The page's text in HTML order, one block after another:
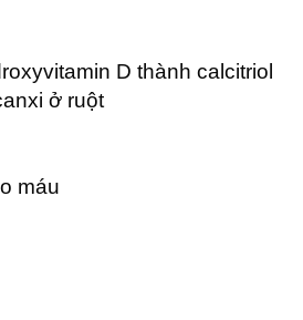
D thành calcitriol
ở ruột
máu